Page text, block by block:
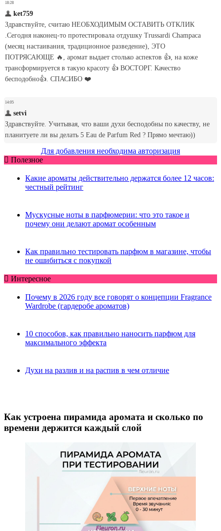
Для добавления необходима авторизация
Полезное
Какие ароматы действительно держатся более 12 часов:
честный рейтинг
Мускусные ноты в парфюмерии: что это такое и
почему они делают аромат особенным
Как правильно тестировать парфюм в магазине, чтобы
не ошибиться с покупкой
Интересное
Почему в 2026 году все говорят о концепции Fragrance
Wardrobe (гардеробе ароматов)
10 способов, как правильно наносить парфюм для
максимального эффекта
Духи на разлив и на распив в чем отличие
Как устроена пирамида аромата и сколько по
времени держится каждый слой